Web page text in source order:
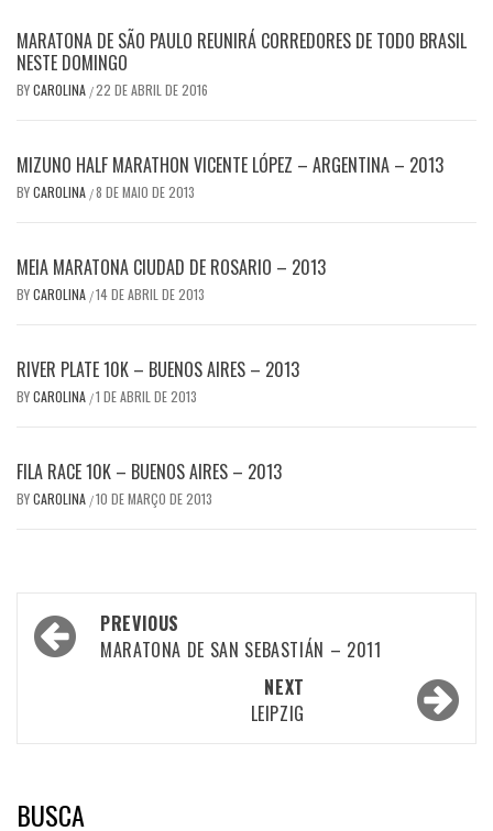
MARATONA DE SÃO PAULO REUNIRÁ CORREDORES DE TODO BRASIL
NESTE DOMINGO
BYCAROLINA /22 DE ABRIL DE 2016
MIZUNO HALF MARATHON VICENTE LÓPEZ – ARGENTINA – 2013
BYCAROLINA /8 DE MAIO DE 2013
MEIA MARATONA CIUDAD DE ROSARIO – 2013
BYCAROLINA /14 DE ABRIL DE 2013
RIVER PLATE 10K – BUENOS AIRES – 2013
BYCAROLINA /1 DE ABRIL DE 2013
FILA RACE 10K – BUENOS AIRES – 2013
BYCAROLINA /10 DE MARÇO DE 2013
Post
navigation
PREVIOUS
MARATONA DE SAN SEBASTIÁN – 2011
NEXT
LEIPZIG
BUSCA